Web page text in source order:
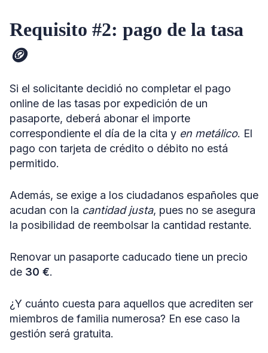
Requisito #2: pago de la tasa
🪙
Si el solicitante decidió no completar el pago
online de las tasas por expedición de un
pasaporte, deberá abonar el importe
correspondiente el día de la cita y en metálico. El
pago con tarjeta de crédito o débito no está
permitido.
Además, se exige a los ciudadanos españoles que
acudan con la cantidad justa, pues no se asegura
la posibilidad de reembolsar la cantidad restante.
Renovar un pasaporte caducado tiene un precio
de 30 €.
¿Y cuánto cuesta para aquellos que acrediten ser
miembros de familia numerosa? En ese caso la
gestión será gratuita.